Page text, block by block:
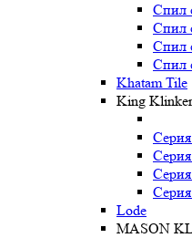
Спил
Спил
Спил
Спил
Khatam Tile
King Klinker
Lode
MASON